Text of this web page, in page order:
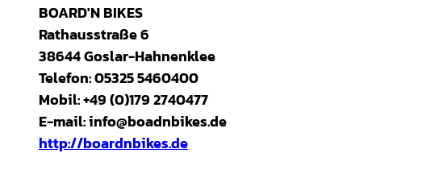
BOARD'N BIKES
Rathausstraße 6
38644 Goslar-Hahnenklee
Telefon: 05325 5460400
Mobil: +49 (0)179 2740477
E-mail: info@boadnbikes.de
http://boardnbikes.de